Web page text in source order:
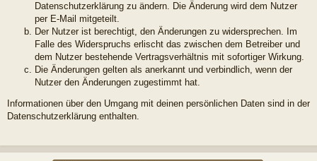
Datenschutzerklärung zu ändern. Die Änderung wird dem Nutzer
per E-Mail mitgeteilt.
Der Nutzer ist berechtigt, den Änderungen zu widersprechen. Im
Falle des Widerspruchs erlischt das zwischen dem Betreiber und
dem Nutzer bestehende Vertragsverhältnis mit sofortiger Wirkung.
Die Änderungen gelten als anerkannt und verbindlich, wenn der
Nutzer den Änderungen zugestimmt hat.
Informationen über den Umgang mit deinen persönlichen Daten sind in der
Datenschutzerklärung enthalten.